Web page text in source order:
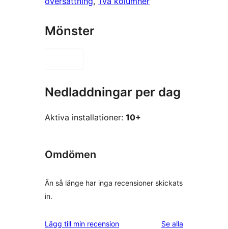
Mönster
Nedladdningar per dag
Aktiva installationer: 10+
Omdömen
Än så länge har inga recensioner skickats
in.
Lägg till min recension Se alla